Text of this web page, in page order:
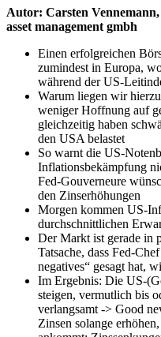
Autor: Carsten
asset management gmbh
Einen erfolgreichen
zumindest in Europa,
während der US-
Warum liegen wir
weniger Hoffnung auf
gleichzeitig haben
den USA belastet
So warnt die US-
Inflationsbekämpfung
Fed-Gouverneure
den Zinserhöhungen
Morgen kommen US-
durchschnittlichen
Der Markt ist gerade in
Tatsache, dass Fed-
negatives“ gesagt hat,
Im Ergebnis: Die US-
steigen, vermutlich bis
verlangsamt -> Good
Zinsen solange